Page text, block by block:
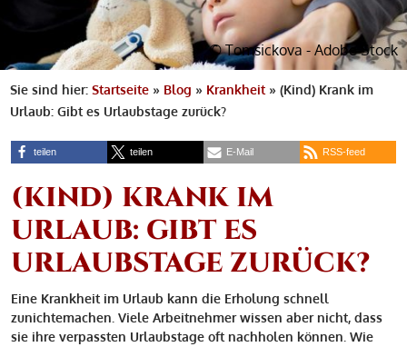
© Tomsickova - Adobe Stock
Sie sind hier:Startseite » Blog » Krankheit »(Kind) Krank im
Urlaub: Gibt es Urlaubstage zurück?
teilen teilen E-Mail RSS-feed
(KIND) KRANK IM
URLAUB: GIBT ES
URLAUBSTAGE ZURÜCK?
Eine Krankheit im Urlaub kann die Erholung schnell
zunichtemachen. Viele Arbeitnehmer wissen aber nicht, dass
sie ihre verpassten Urlaubstage oft nachholen können. Wie